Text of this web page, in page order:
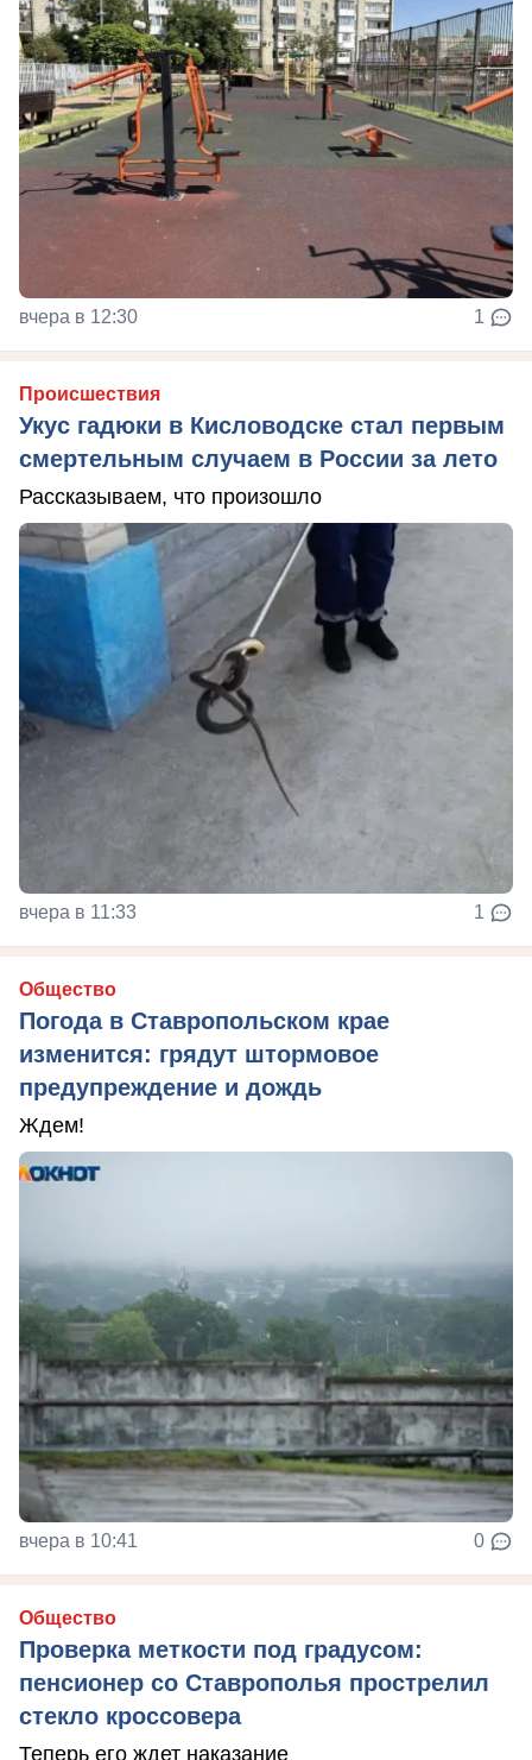
вчера в 12:30 1
Происшествия
Укус гадюки в Кисловодске стал первым
смертельным случаем в России за лето
Рассказываем, что произошло
вчера в 11:33 1
Общество
Погода в Ставропольском крае
изменится: грядут штормовое
предупреждение и дождь
Ждем!
вчера в 10:41 0
Общество
Проверка меткости под градусом:
пенсионер со Ставрополья прострелил
стекло кроссовера
Теперь его ждет наказание